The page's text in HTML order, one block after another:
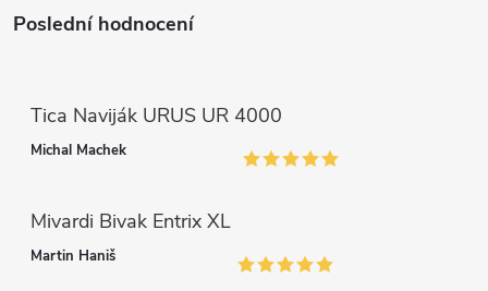
p
s
u
Poslední hodnocení
Tica Naviják URUS UR 4000
Michal Machek
Mivardi Bivak Entrix XL
Martin Haniš